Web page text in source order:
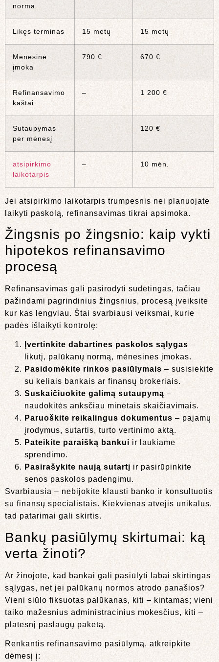
norma
Likęs terminas 15 metų 15 metų
Mėnesinė
įmoka
790 € 670 €
Refinansavimo
kaštai
– 1 200 €
Sutaupymas
per mėnesį
– 120 €
atsipirkimo
laikotarpis
– 10 mėn.
Jei atsipirkimo laikotarpis trumpesnis nei planuojate
laikyti paskolą, refinansavimas tikrai apsimoka.
Žingsnis po žingsnio: kaip vykti
hipotekos refinansavimo
procesą
Refinansavimas gali pasirodyti sudėtingas, tačiau
pažindami pagrindinius žingsnius, procesą įveiksite
kur kas lengviau. Štai svarbiausi veiksmai, kurie
padės išlaikyti kontrolę:
Įvertinkite dabartines paskolos sąlygas –
likutį, palūkanų normą, mėnesines įmokas.
Pasidomėkite rinkos pasiūlymais – susisiekite
su keliais bankais ar finansų brokeriais.
Suskaičiuokite galimą sutaupymą –
naudokitės anksčiau minėtais skaičiavimais.
Paruoškite reikalingus dokumentus – pajamų
įrodymus, sutartis, turto vertinimo aktą.
Pateikite paraišką bankui ir laukiame
sprendimo.
Pasirašykite naują sutartį ir pasirūpinkite
senos paskolos padengimu.
Svarbiausia – nebijokite klausti banko ir konsultuotis
su finansų specialistais. Kiekvienas atvejis unikalus,
tad patarimai gali skirtis.
Bankų pasiūlymų skirtumai: ką
verta žinoti?
Ar žinojote, kad bankai gali pasiūlyti labai skirtingas
sąlygas, net jei palūkanų normos atrodo panašios?
Vieni siūlo fiksuotas palūkanas, kiti – kintamas; vieni
taiko mažesnius administracinius mokesčius, kiti –
platesnį paslaugų paketą.
Renkantis refinansavimo pasiūlymą, atkreipkite
dėmesį į: